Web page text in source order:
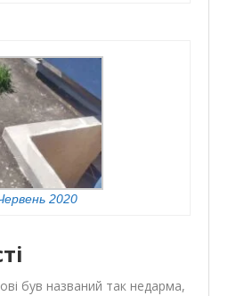
2020
був названий так недарма,